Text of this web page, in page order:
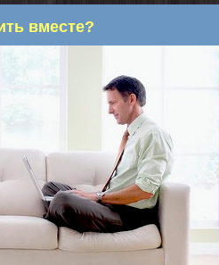
вместе?